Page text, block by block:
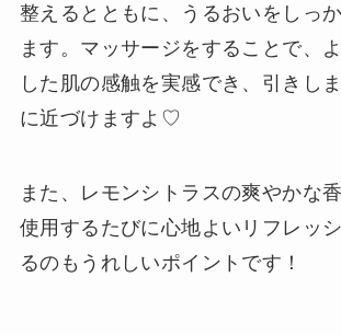
整えるとともに、うるおいをしっ
ます。マッサージをすることで、
した肌の感触を実感でき、引きし
に近づけますよ♡
また、レモンシトラスの爽やかな
使用するたびに心地よいリフレッ
るのもうれしいポイントです！